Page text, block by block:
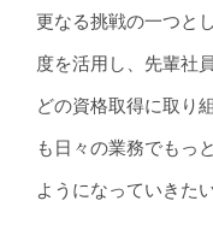
更なる挑戦の一つと
度を活用し、先輩社
どの資格取得に取り
も日々の業務でもっ
ようになっていきた